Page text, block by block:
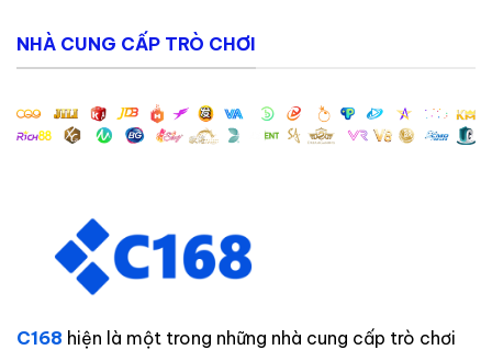
NHÀ CUNG CẤP TRÒ CHƠI
C168 hiện là một trong những nhà cung cấp trò chơi